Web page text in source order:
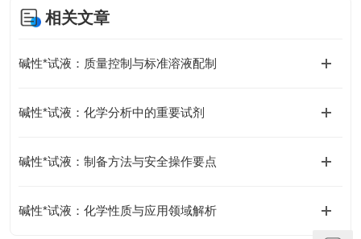
相关文章
碱性*试液：质量控制与标准溶液配制
碱性*试液：化学分析中的重要试剂
碱性*试液：制备方法与安全操作要点
碱性*试液：化学性质与应用领域解析